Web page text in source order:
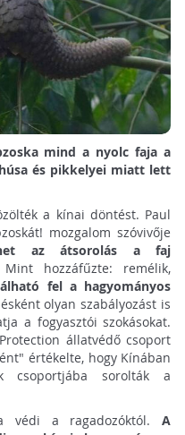
mind a nyolc faja a
húsa és pikkelyei miatt lett
a kínai döntést. Paul
mozgalom szóvivője
az átsorolás a faj
hozzáfűzte: remélik,
fel a hagyományos
olyan szabályozást is
a fogyasztói szokásokat.
állatvédő csoport
értékelte, hogy Kínában
csoportjába sorolták a
védi a ragadozóktól.A